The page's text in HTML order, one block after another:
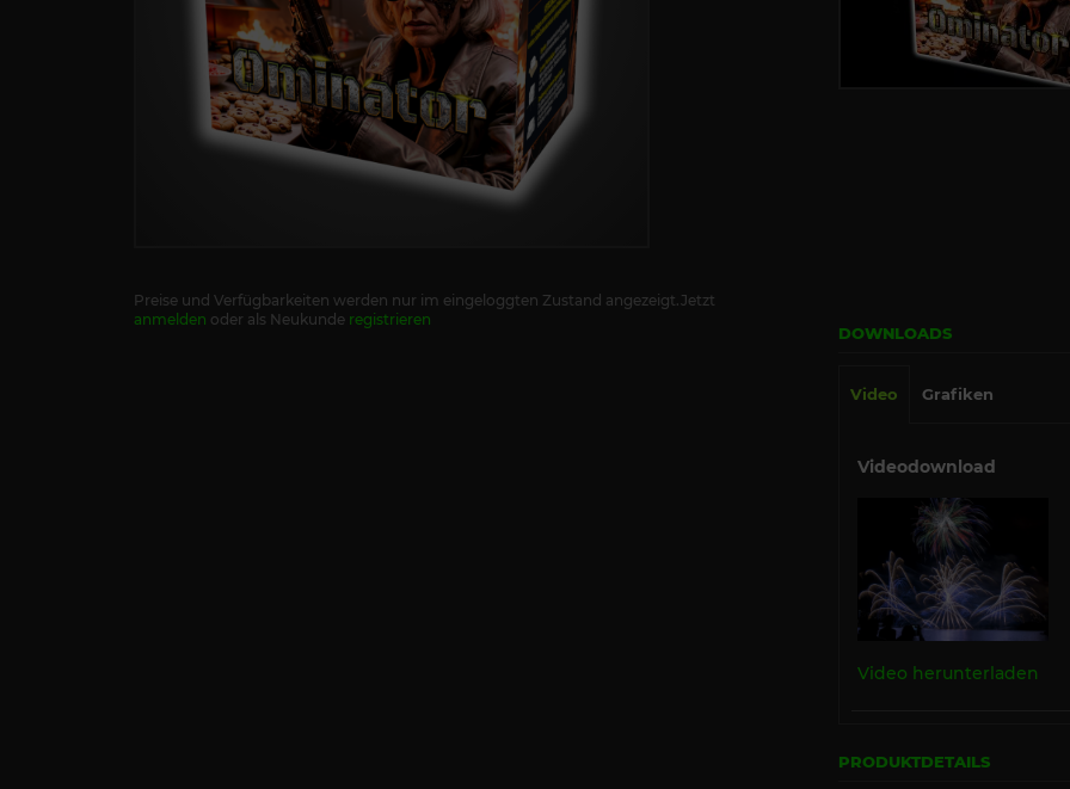
Preise und Verfügbarkeiten werden nur im eingeloggten Zustand angezeigt.Jetzt
anmelden oder als Neukunde registrieren
DOWNLOADS
Video Grafiken
Videodownload
Video herunterladen
PRODUKTDETAILS